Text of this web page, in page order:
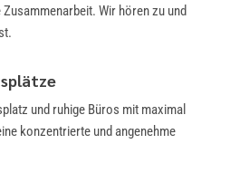
Wir hören zu und
und ruhige Büros mit maximal
konzentrierte und angenehme